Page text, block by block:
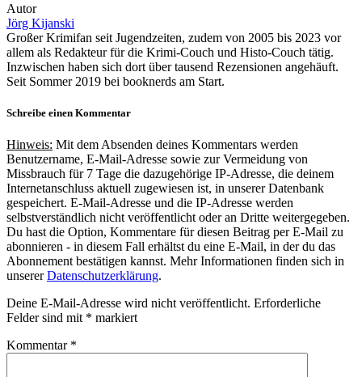
Autor
Jörg Kijanski
Großer Krimifan seit Jugendzeiten, zudem von 2005 bis 2023 vor
allem als Redakteur für die Krimi-Couch und Histo-Couch tätig.
Inzwischen haben sich dort über tausend Rezensionen angehäuft.
Seit Sommer 2019 bei booknerds am Start.
Schreibe einen Kommentar
Hinweis: Mit dem Absenden deines Kommentars werden
Benutzername, E-Mail-Adresse sowie zur Vermeidung von
Missbrauch für 7 Tage die dazugehörige IP-Adresse, die deinem
Internetanschluss aktuell zugewiesen ist, in unserer Datenbank
gespeichert. E-Mail-Adresse und die IP-Adresse werden
selbstverständlich nicht veröffentlicht oder an Dritte weitergegeben.
Du hast die Option, Kommentare für diesen Beitrag per E-Mail zu
abonnieren - in diesem Fall erhältst du eine E-Mail, in der du das
Abonnement bestätigen kannst. Mehr Informationen finden sich in
unsererDatenschutzerklärung.
Deine E-Mail-Adresse wird nicht veröffentlicht. Erforderliche
Felder sind mit * markiert
Kommentar *